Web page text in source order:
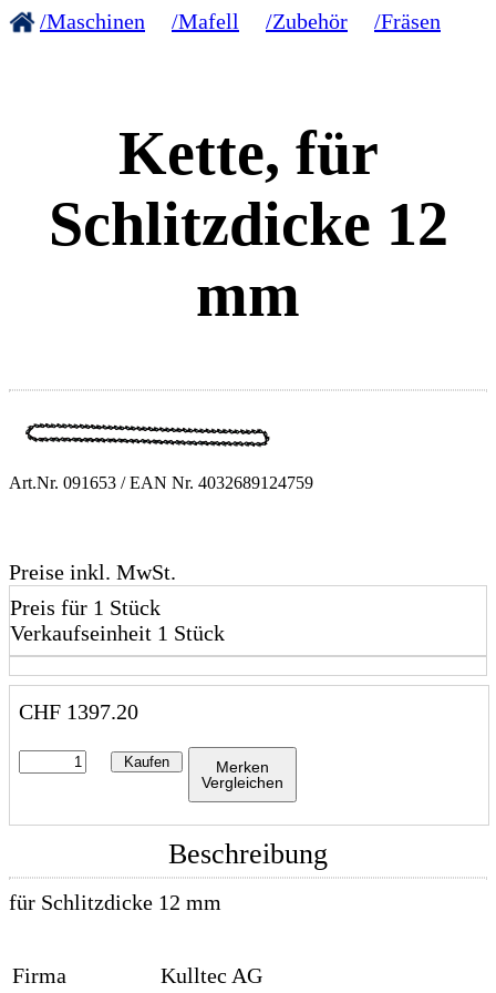
/Maschinen /Mafell /Zubehör /Fräsen
Kette, für
Schlitzdicke 12
mm
Art.Nr. 091653 / EAN Nr. 4032689124759
Preise inkl. MwSt.
Preis für 1 Stück
Verkaufseinheit 1 Stück
CHF 1397.20
Kaufen
Merken
Vergleichen
Beschreibung
für Schlitzdicke 12 mm
Firma
Kulltec AG